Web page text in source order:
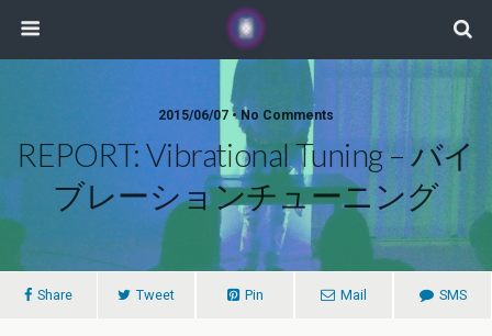
2015/06/07 • No Comments
REPORT: Vibrational Tuning – バイ
ブレーションチューニング
Share Tweet Pin Mail SMS